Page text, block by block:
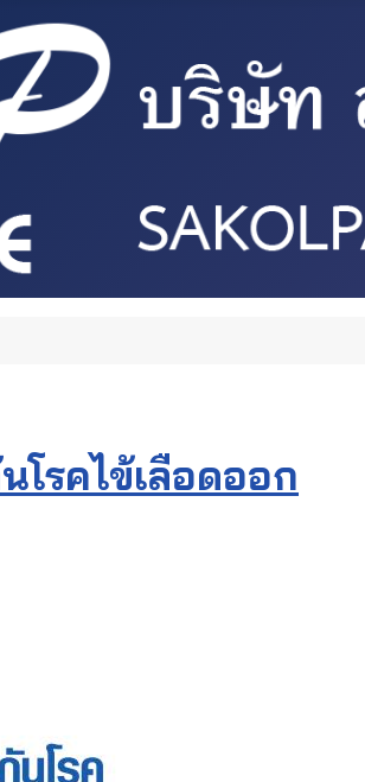
รคไข้เลือดออก